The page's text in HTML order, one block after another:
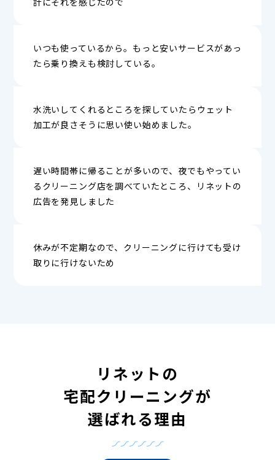
いつも使っているから。もっと安いサービスがあっ
たら乗り換えも検討している。
水洗いしてくれるところを探していたらウェット
加工が良さそうに思い使い始めました。
遅い時間帯に帰ることが多いので、夜でもやってい
るクリーニング店を調べていたところ、リネットの
広告を発見しました
休みが不定期なので、クリーニングに行けても受け
取りに行けないため
リネットの
宅配クリーニングが
選ばれる理由